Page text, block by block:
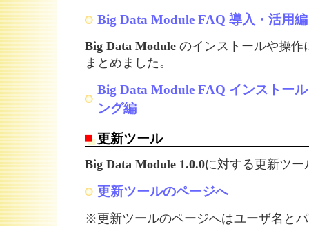
Big Data Module FAQ 導入・活用編
Big Data Moduleのインストールや操作
まとめました。
Big Data Module FAQ インストー
ング編
更新ツール
Big Data Module 1.0.0に対する更新ツー
更新ツールのページへ
※更新ツールのページへはユーザ名と